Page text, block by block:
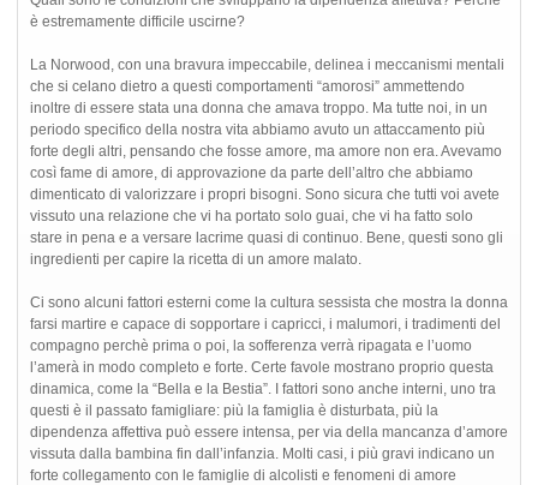
è estremamente difficile uscirne?
La Norwood, con una bravura impeccabile, delinea i meccanismi mentali
che si celano dietro a questi comportamenti “amorosi” ammettendo
inoltre di essere stata una donna che amava troppo. Ma tutte noi, in un
periodo specifico della nostra vita abbiamo avuto un attaccamento più
forte degli altri, pensando che fosse amore, ma amore non era. Avevamo
così fame di amore, di approvazione da parte dell’altro che abbiamo
dimenticato di valorizzare i propri bisogni. Sono sicura che tutti voi avete
vissuto una relazione che vi ha portato solo guai, che vi ha fatto solo
stare in pena e a versare lacrime quasi di continuo. Bene, questi sono gli
ingredienti per capire la ricetta di un amore malato.
Ci sono alcuni fattori esterni come la cultura sessista che mostra la donna
farsi martire e capace di sopportare i capricci, i malumori, i tradimenti del
compagno perchè prima o poi, la sofferenza verrà ripagata e l’uomo
l’amerà in modo completo e forte. Certe favole mostrano proprio questa
dinamica, come la “Bella e la Bestia”. I fattori sono anche interni, uno tra
questi è il passato famigliare: più la famiglia è disturbata, più la
dipendenza affettiva può essere intensa, per via della mancanza d’amore
vissuta dalla bambina fin dall’infanzia. Molti casi, i più gravi indicano un
forte collegamento con le famiglie di alcolisti e fenomeni di amore